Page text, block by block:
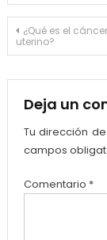
de
¿Qué es el
uterino?
Deja un
Tu dirección
campos
Comentario *